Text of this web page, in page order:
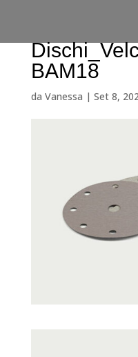
BAM18
da Vanessa | Set 8,